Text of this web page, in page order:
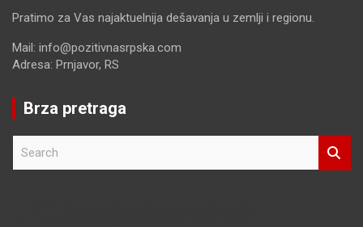
Pratimo za Vas najaktuelnija dešavanja u zemlji i regionu.
Mail: info@pozitivnasrpska.com
Adresa: Prnjavor, RS
Brza pretraga